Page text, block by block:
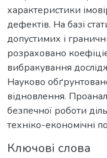
характеристики
дефектів. На базі
допустимих і
розраховано
вибракування
Науково
відновлення.
безпечної роботи
техніко-економічні
Ключові слова